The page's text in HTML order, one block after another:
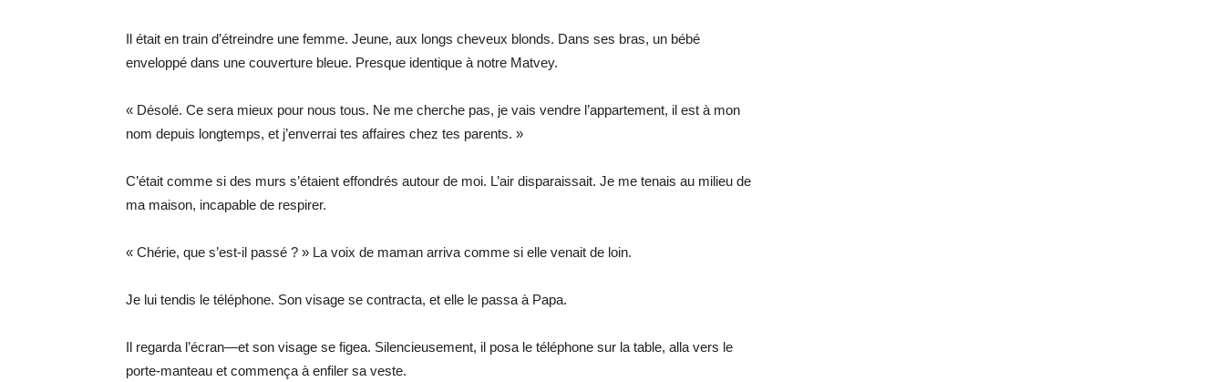
Il était en train d’étreindre une femme. Jeune, aux longs cheveux blonds. Dans ses bras, un bébé
enveloppé dans une couverture bleue. Presque identique à notre Matvey.
« Désolé. Ce sera mieux pour nous tous. Ne me cherche pas, je vais vendre l’appartement, il est à mon
nom depuis longtemps, et j’enverrai tes affaires chez tes parents. »
C’était comme si des murs s’étaient effondrés autour de moi. L’air disparaissait. Je me tenais au milieu de
ma maison, incapable de respirer.
« Chérie, que s’est-il passé ? » La voix de maman arriva comme si elle venait de loin.
Je lui tendis le téléphone. Son visage se contracta, et elle le passa à Papa.
Il regarda l’écran—et son visage se figea. Silencieusement, il posa le téléphone sur la table, alla vers le
porte-manteau et commença à enfiler sa veste.